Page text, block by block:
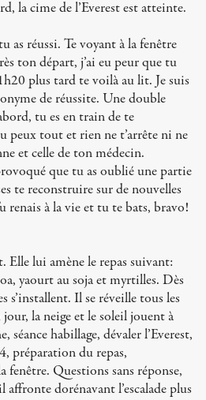
la cime de l’Everest est atteinte.
as réussi. Te voyant à la fenêtre
ton départ, j’ai eu peur que tu
plus tard te voilà au lit. Je suis
de réussite. Une double
tu es en train de te
peux tout et rien ne t’arrête ni ne
et celle de ton médecin.
que tu as oublié une partie
te reconstruire sur de nouvelles
renais à la vie et tu te bats, bravo!
Elle lui amène le repas suivant:
yaourt au soja et myrtilles. Dès
s’installent. Il se réveille tous les
la neige et le soleil jouent à
séance habillage, dévaler l’Everest,
préparation du repas,
fenêtre. Questions sans réponse,
affronte dorénavant l’escalade plus